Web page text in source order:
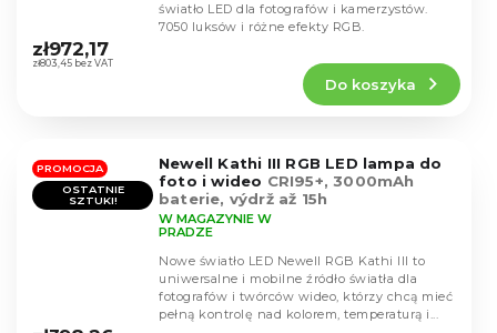
ocena
produktu
gwiazdek.
zł803,45 bez VAT
zł972,17
Do koszyka
światło LED dla fotografów i kamerzystów.
7050 luksów i różne efekty RGB.
PROMOCJA
OSTATNIE
SZTUKI!
Newell Kathi III RGB LED lampa do
foto i wideo CRI95+, 3000mAh
baterie, výdrž až 15h
W MAGAZYNIE W
PRADZE
Nowe światło LED Newell RGB Kathi III to
uniwersalne i mobilne źródło światła dla
fotografów i twórców wideo, którzy chcą mieć
pełną kontrolę nad kolorem, temperaturą i...